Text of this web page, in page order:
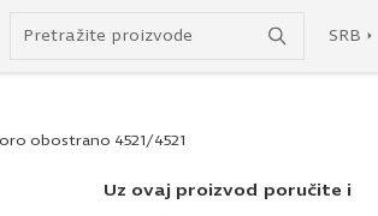
SRB
obostrano 4521/4521
Uz ovaj proizvod poručite i